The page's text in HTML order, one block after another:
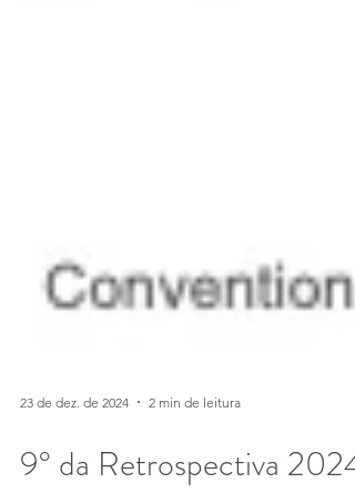
23 de dez. de 2024 2 min de leitura